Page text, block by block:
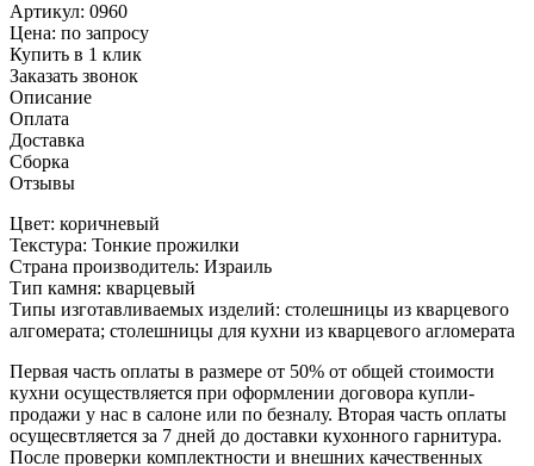
Артикул: 0960
Цена: по запросу
Купить в 1 клик
Заказать звонок
Описание
Оплата
Доставка
Сборка
Отзывы
Цвет: коричневый
Текстура: Тонкие прожилки
Страна производитель: Израиль
Тип камня: кварцевый
Типы изготавливаемых изделий: столешницы из кварцевого
алгомерата; столешницы для кухни из кварцевого агломерата
Первая часть оплаты в размере от 50% от общей стоимости
кухни осуществляется при оформлении договора купли-
продажи у нас в салоне или по безналу. Вторая часть оплаты
осущесвтляется за 7 дней до доставки кухонного гарнитура.
После проверки комплектности и внешних качественных